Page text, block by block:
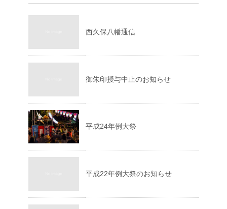
西久保八幡通信
御朱印授与中止のお知らせ
平成24年例大祭
平成22年例大祭のお知らせ